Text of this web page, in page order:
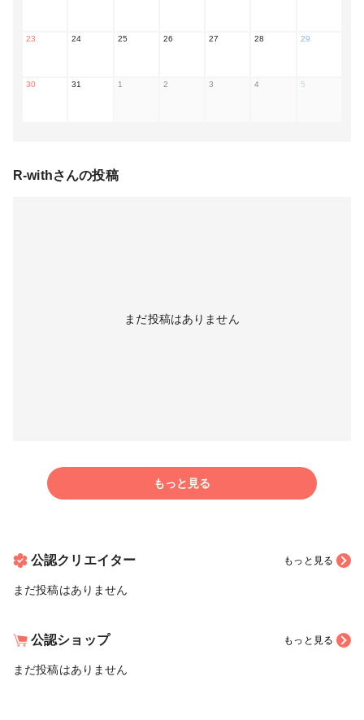
23 24 25 26 27 28 29
30 31 1 2 3 4 5
R-withさんの投稿
まだ投稿はありません
もっと見る
公認クリエイター もっと見る
まだ投稿はありません
公認ショップ もっと見る
まだ投稿はありません